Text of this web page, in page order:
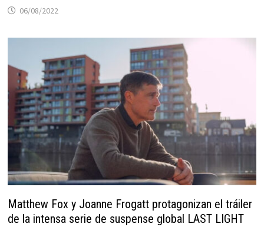
06/08/2022
Matthew Fox y Joanne Frogatt protagonizan el tráiler
de la intensa serie de suspense global LAST LIGHT